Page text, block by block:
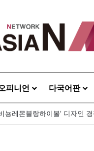
피니언 다국어판